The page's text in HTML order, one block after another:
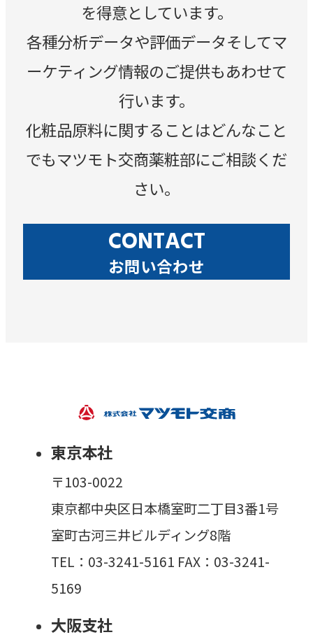
を得意としています。
各種分析データや評価データそしてマ
ーケティング情報のご提供もあわせて
行います。
化粧品原料に関することはどんなこと
でもマツモト交商薬粧部にご相談くだ
さい。
CONTACT
お問い合わせ
東京本社
〒103-0022
東京都中央区日本橋室町二丁目3番1号
室町古河三井ビルディング8階
TEL：03-3241-5161 FAX：03-3241-
5169
大阪支社